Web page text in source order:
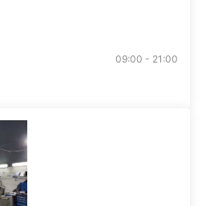
09:00 - 21:00